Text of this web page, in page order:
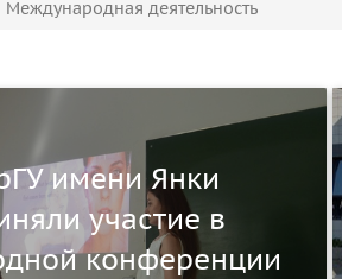
Международная деятельность
имени Янки
участие в
конференции